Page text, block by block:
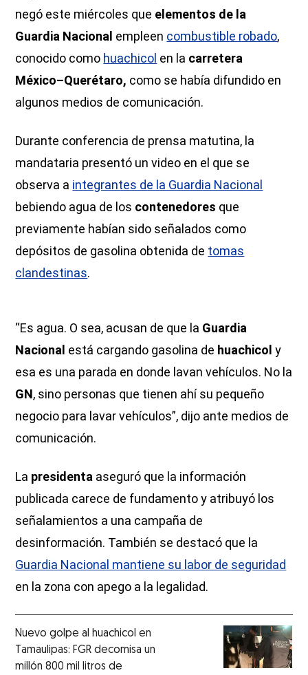
negó este miércoles que elementos de la
Guardia Nacional empleen combustible robado,
conocido como huachicol en la carretera
México–Querétaro, como se había difundido en
algunos medios de comunicación.
Durante conferencia de prensa matutina, la
mandataria presentó un video en el que se
observa a integrantes de la Guardia Nacional
bebiendo agua de los contenedores que
previamente habían sido señalados como
depósitos de gasolina obtenida de tomas
clandestinas.
“Es agua. O sea, acusan de que la Guardia
Nacional está cargando gasolina de huachicol y
esa es una parada en donde lavan vehículos. No la
GN, sino personas que tienen ahí su pequeño
negocio para lavar vehículos”, dijo ante medios de
comunicación.
La presidenta aseguró que la información
publicada carece de fundamento y atribuyó los
señalamientos a una campaña de
desinformación. También se destacó que la
Guardia Nacional mantiene su labor de seguridad
en la zona con apego a la legalidad.
Nuevo golpe al huachicol en
Tamaulipas: FGR decomisa un
millón 800 mil litros de